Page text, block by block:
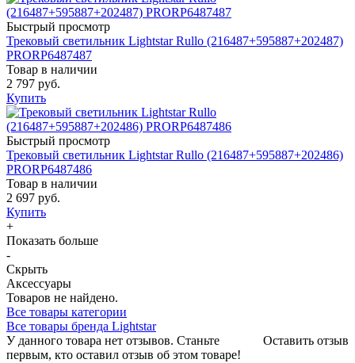
Быстрый просмотр
Трековый светильник Lightstar Rullo (216487+595887+202487)
PRORP6487487
Товар в наличии
2 797 руб.
Купить
Быстрый просмотр
Трековый светильник Lightstar Rullo (216487+595887+202486)
PRORP6487486
Товар в наличии
2 697 руб.
Купить
+
Показать больше
-
Скрыть
Аксессуары
Товаров не найдено.
Все товары категории
Все товары бренда Lightstar
Оставить отзыв
У данного товара нет отзывов. Станьте
первым, кто оставил отзыв об этом товаре!